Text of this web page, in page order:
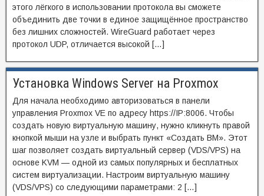
этого лёгкого в использовании протокола вы сможете
объединить две точки в единое защищённое пространство
без лишних сложностей. WireGuard работает через
протокол UDP, отличается высокой […]
Установка Windows Server на Proxmox
Для начала необходимо авторизоваться в панели
управления Proxmox VE по адресу https://IP:8006. Чтобы
создать новую виртуальную машину, нужно кликнуть правой
кнопкой мыши на узле и выбрать пункт «Создать ВМ». Этот
шаг позволяет создать виртуальный сервер (VDS/VPS) на
основе KVM — одной из самых популярных и бесплатных
систем виртуализации. Настроим виртуальную машину
(VDS/VPS) со следующими параметрами: 2 […]